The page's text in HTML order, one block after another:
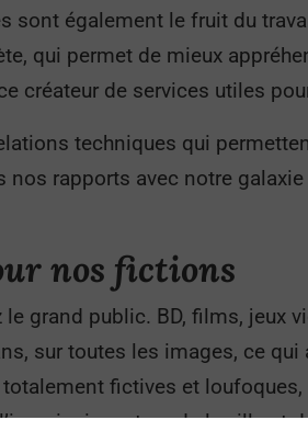
sont également le fruit du
qui permet de mieux
créateur de services utiles
techniques qui
rapports avec notre
nos fictions
grand public. BD, films, jeux
sur toutes les images, ce
fictives et loufoques,
autour de la ville et